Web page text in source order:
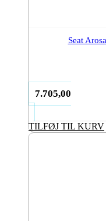
Seat
7.705,00
TILFØJ TIL KURV